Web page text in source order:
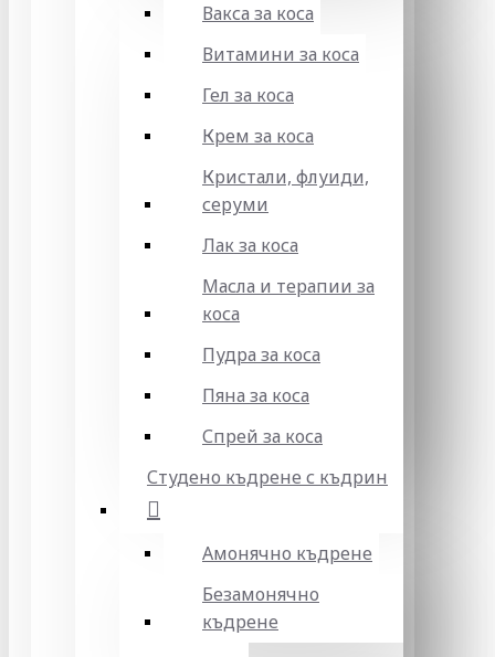
Вакса за коса
Витамини за коса
Гел за коса
Крем за коса
Кристали, флуиди,
серуми
Лак за коса
Масла и терапии за
коса
Пудра за коса
Пяна за коса
Спрей за коса
Студено къдрене с къдрин
Амонячно къдрене
Безамонячно
къдрене